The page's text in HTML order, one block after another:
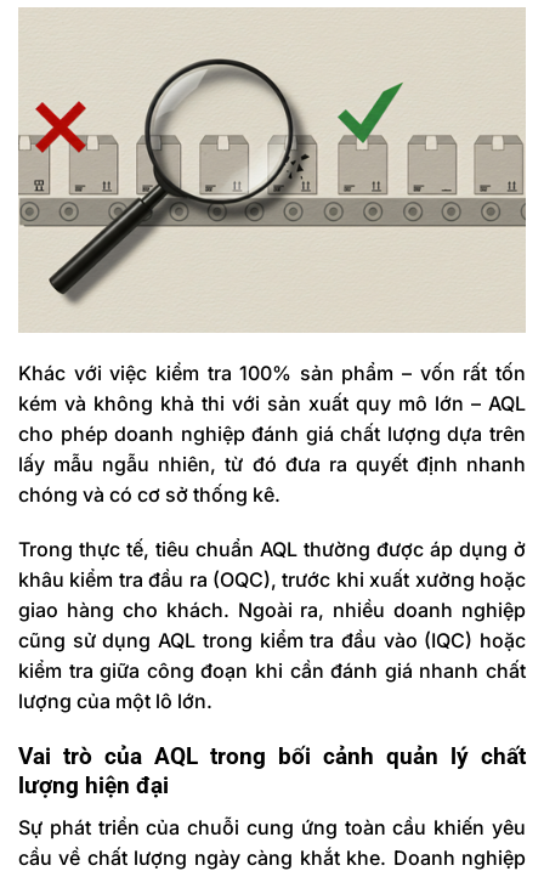
Khác với việc kiểm tra 100% sản phẩm – vốn rất tốn
kém và không khả thi với sản xuất quy mô lớn – AQL
cho phép doanh nghiệp đánh giá chất lượng dựa trên
lấy mẫu ngẫu nhiên, từ đó đưa ra quyết định nhanh
chóng và có cơ sở thống kê.
Trong thực tế, tiêu chuẩn AQL thường được áp dụng ở
khâu kiểm tra đầu ra (OQC), trước khi xuất xưởng hoặc
giao hàng cho khách. Ngoài ra, nhiều doanh nghiệp
cũng sử dụng AQL trong kiểm tra đầu vào (IQC) hoặc
kiểm tra giữa công đoạn khi cần đánh giá nhanh chất
lượng của một lô lớn.
Vai trò của AQL trong bối cảnh quản lý chất
lượng hiện đại
Sự phát triển của chuỗi cung ứng toàn cầu khiến yêu
cầu về chất lượng ngày càng khắt khe. Doanh nghiệp